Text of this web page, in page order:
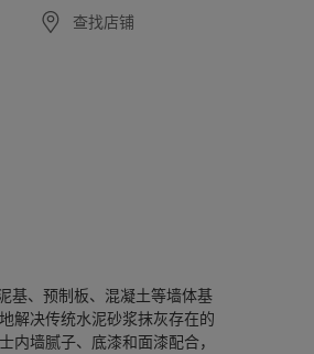
查找店铺
基、预制板、混凝土等墙体基
解决传统水泥砂浆抹灰存在的
墙腻子、底漆和面漆配合，